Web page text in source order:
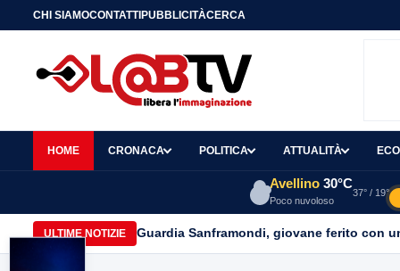
CHI SIAMOCONTATTIPUBBLICITÀCERCA
HOME CRONACA POLITICA ATTUALITÀ
Avellino 30°C
Poco nuvoloso
37° / 19°
ULTIME NOTIZIE Guardia Sanframondi, giovane ferito con